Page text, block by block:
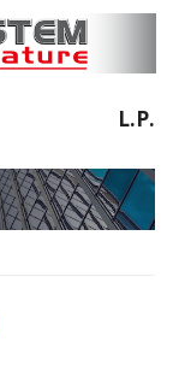
L.P.